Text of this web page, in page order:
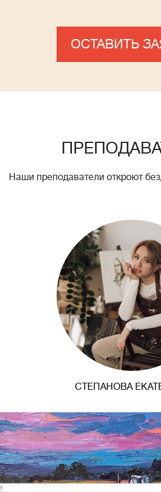
ОСТАВИТЬ
Наши преподаватели откроют
СТЕПАНОВА